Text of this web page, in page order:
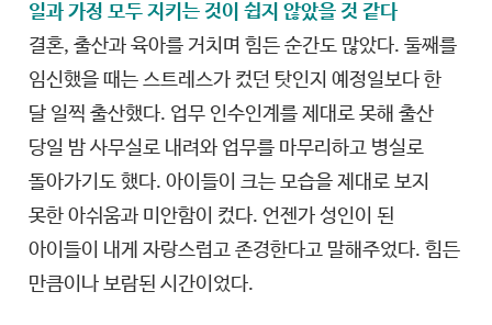
일과 가정 모두 지키는 것이 쉽지 않았을 것 같다
결혼, 출산과 육아를 거치며 힘든 순간도 많았다. 둘째를
임신했을 때는 스트레스가 컸던 탓인지 예정일보다 한
달 일찍 출산했다. 업무 인수인계를 제대로 못해 출산
당일 밤 사무실로 내려와 업무를 마무리하고 병실로
돌아가기도 했다. 아이들이 크는 모습을 제대로 보지
못한 아쉬움과 미안함이 컸다. 언젠가 성인이 된
아이들이 내게 자랑스럽고 존경한다고 말해주었다. 힘든
만큼이나 보람된 시간이었다.